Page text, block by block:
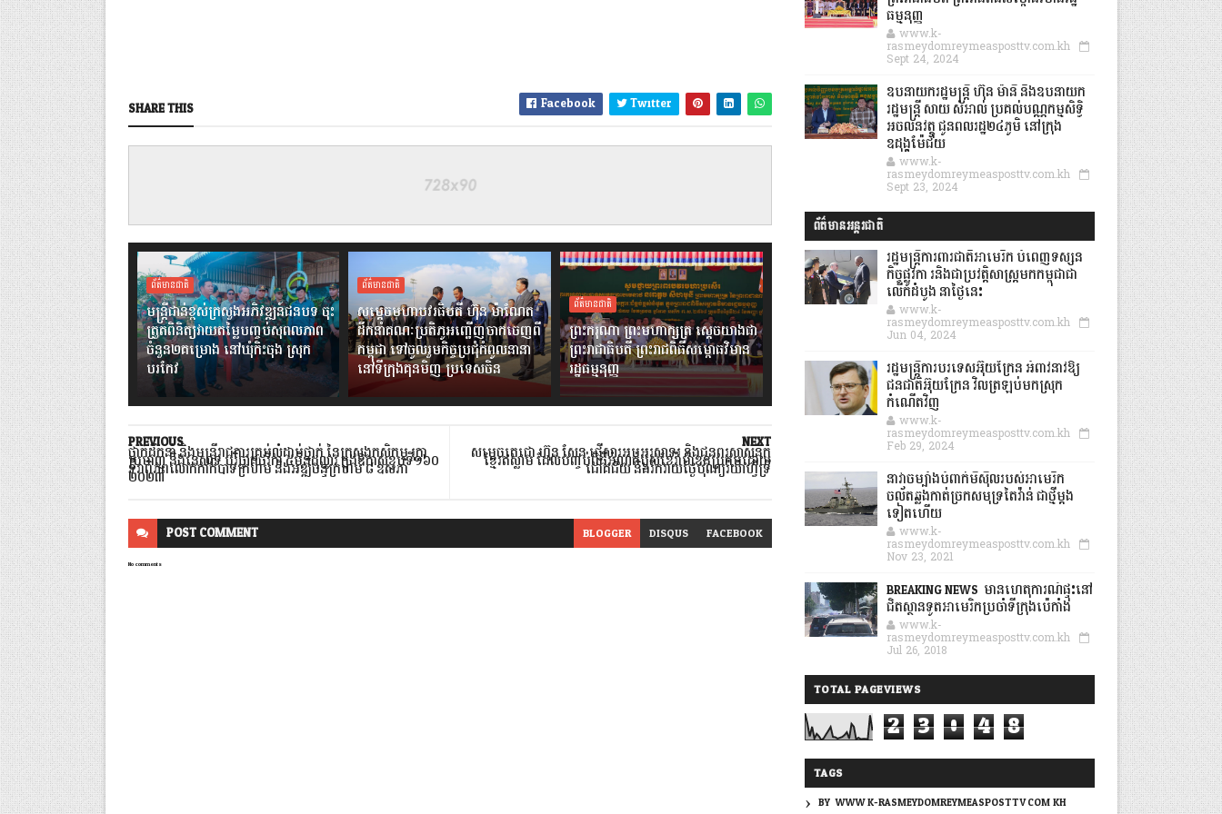
SHARE THIS Facebook Twitter
ព័ត៌មានជាតិ
មន្ត្រីជាន់ខ្ពស់ក្រសួងអភិវឌ្ឍន៍ជនបទ ចុះ
ត្រួតពិនិត្យវាយតម្លៃបញ្ចប់សុពលភាព
ចំនួន២គម្រោង នៅឃុំកិះចុង ស្រុក
បរកែវ
ព័ត៌មានជាតិ
សម្តេចមហាបវរធិបតី ហ៊ុន ម៉ាណែត
ដឹកនាំគណៈប្រតិភូអញ្ជើញចាកចេញពី
កម្ពុជា ទៅចូលរួមកិច្ចប្រជុំកំពូលនានា
នៅទីក្រុងគុនមិញ ប្រទេសចិន
ព័ត៌មានជាតិ
ព្រះករុណា ព្រះមហាក្សត្រ ស្តេចយាងជា
ព្រះរាជាធិបតី ព្រះរាជពិធីសម្ពោធវិមាន
រដ្ឋធម្មនុញ្ញ
NEXT
សម្ដេចតេជោ ហ៊ុន សែន ផ្ញើសារអបអរសាទរ និងជូនពរសាសនិក
ខ្មែរឥស្លាម ដែលបញ្ចប់ពិធីអំណត់បួសខែរ៉ាម៉ាឌនប្រកបដោយ
ជោគជ័យ និងរីករាយថ្ងៃបុណ្យរ៉យ៉ាហ៊្វីទ្រី
PREVIOUS
ថ្នាក់ដឹកនាំ​ និងមន្រ្តីរាជការគ្រប់លំដាប់ថ្នាក់​ នៃក្រសួងកសិកម្ម​ រុក្ខា
ប្រមាញ់​ និងនេសាទ​ បរិច្ចាគថវិកា ៥ម៉ឺនដុល្លារ ក្នុងឱកាសខួបទី១៦០
ទិវាពិភពលោកកាកបាទក្រហម និងអឌ្ឍចន្ទក្រហម ៨ ឧសភា
២០២៣
POSTCOMMENT BLOGGER DISQUS FACEBOOK
No comments
ធម្មនុញ្ញ
www.k-
rasmeydomreymeasposttv.com.kh
Sept 24, 2024
ឧបនាយករដ្ឋមន្ដ្រី ហ៊ុន ម៉ានី និងឧបនាយក
រដ្ឋមន្ដ្រី សាយ សំអាល់ ប្រគល់បណ្ណកម្មសិទ្ធិ
អចលនវត្ថុ ជូនពលរដ្ឋ២៤ភូមិ នៅក្រុង
ឧដុង្គម៉ែជ័យ
www.k-
rasmeydomreymeasposttv.com.kh
Sept 23, 2024
ព័ត៌មានអន្តរជាតិ
រដ្ឋមន្រ្តីការពារជាតិអាមេរិក បំពេញទស្សន
កិច្ចផ្លូវកា រនិងជាប្រវត្តិសាស្រ្តមកកម្ពុជាជា
លើកដំបូង នាថ្ងៃនេះ
www.k-
rasmeydomreymeasposttv.com.kh
Jun 04, 2024
រដ្ឋមន្ត្រីការបរទេសអ៊ុយក្រែន អំពាវនាវឱ្យ
ជនជាតិអ៊ុយក្រែន វិលត្រឡប់មកស្រុក
កំណើតវិញ
www.k-
rasmeydomreymeasposttv.com.kh
Feb 29, 2024
នាវាចម្បាំងបំពាក់មីស៊ីលរបស់អាមេរិក
ចល័តឆ្លងកាត់ច្រកសមុទ្រតៃវ៉ាន់ ជាថ្មីម្តង
ទៀតហើយ
www.k-
rasmeydomreymeasposttv.com.kh
Nov 23, 2021
BREAKING NEWS: មានហេតុការណ៍ផ្ទុះនៅ
ជិតស្ថានទូតអាមេរិកប្រចាំទីក្រុងប៉េកាំង
www.k-
rasmeydomreymeasposttv.com.kh
Jul 26, 2018
TOTAL PAGEVIEWS
2 3 0 4 8
TAGS
BY: WWW.K-RASMEYDOMREYMEASPOSTTV.COM.KH